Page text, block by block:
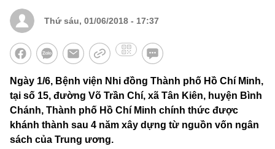
Thứ sáu, 01/06/2018 - 17:37
Ngày 1/6, Bệnh viện Nhi đồng Thành phố Hồ Chí Minh,
tại số 15, đường Võ Trần Chí, xã Tân Kiên, huyện Bình
Chánh, Thành phố Hồ Chí Minh chính thức được
khánh thành sau 4 năm xây dựng từ nguồn vốn ngân
sách của Trung ương.